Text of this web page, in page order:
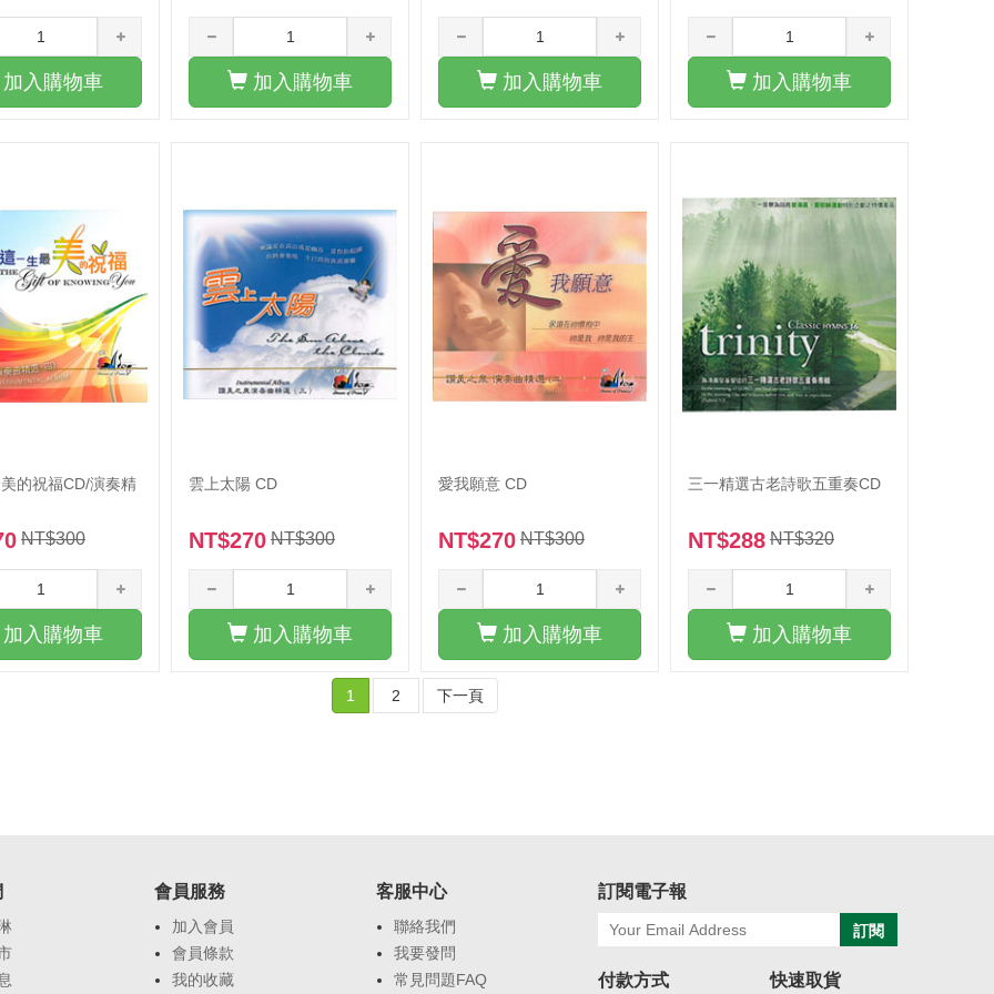
入購物車 加入購物車 加入購物車 加入購物車
的祝福CD/演奏精
NT$300
入購物車
雲上太陽 CD
NT$270 NT$300
加入購物車
愛我願意 CD
NT$270 NT$300
加入購物車
三一精選古老詩歌五重奏CD
NT$288 NT$320
加入購物車
1 2 下一頁
會員服務
加入會員
會員條款
我的收藏
客服中心
聯絡我們
我要發問
常見問題FAQ
訂閱電子報
訂閱
付款方式 快速取貨